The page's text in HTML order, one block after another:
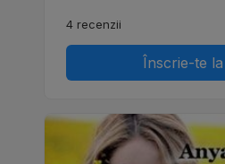
4 recenzii
Înscrie-te